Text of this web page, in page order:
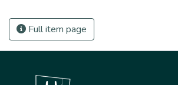
Full item page